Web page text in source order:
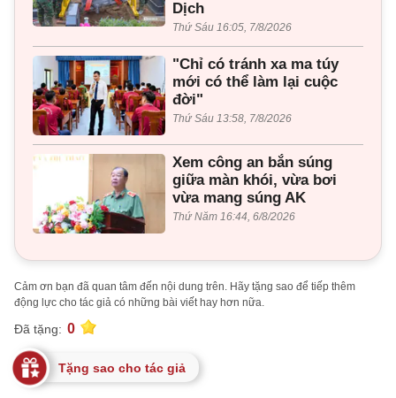
Dịch
Thứ Sáu 16:05, 7/8/2026
"Chỉ có tránh xa ma túy
mới có thể làm lại cuộc
đời"
Thứ Sáu 13:58, 7/8/2026
Xem công an bắn súng
giữa màn khói, vừa bơi
vừa mang súng AK
Thứ Năm 16:44, 6/8/2026
Cảm ơn bạn đã quan tâm đến nội dung trên. Hãy tặng sao để tiếp thêm
động lực cho tác giả có những bài viết hay hơn nữa.
Đã tặng: 0
Tặng sao cho tác giả